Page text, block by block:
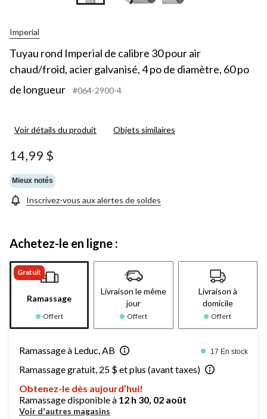
Imperial
Tuyau rond Imperial de calibre 30 pour air
chaud/froid, acier galvanisé, 4 po de diamètre, 60 po
de longueur
#064-2900-4
Voir détails du produit Objets similaires
14,99 $
Mieux notés
Inscrivez-vous aux alertes de soldes
Achetez-le en ligne :
Gratuit
Ramassage
Offert
Livraison le même
jour
Offert
Livraison à
domicile
Offert
Ramassage à Leduc, AB 17 En stock
Ramassage gratuit, 25 $ et plus (avant taxes)
Obtenez-le dès aujourd’hui!
Ramassage disponible à 12 h 30, 02 août
Voir d'autres magasins